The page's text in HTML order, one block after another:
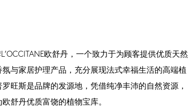
欧舒丹，一个致力于为顾客提供优质天然
与家居护理产品，充分展现法式幸福生活的高端植
旺斯是品牌的发源地，凭借纯净丰沛的自然资源，
欧舒丹优质富饶的植物宝库。